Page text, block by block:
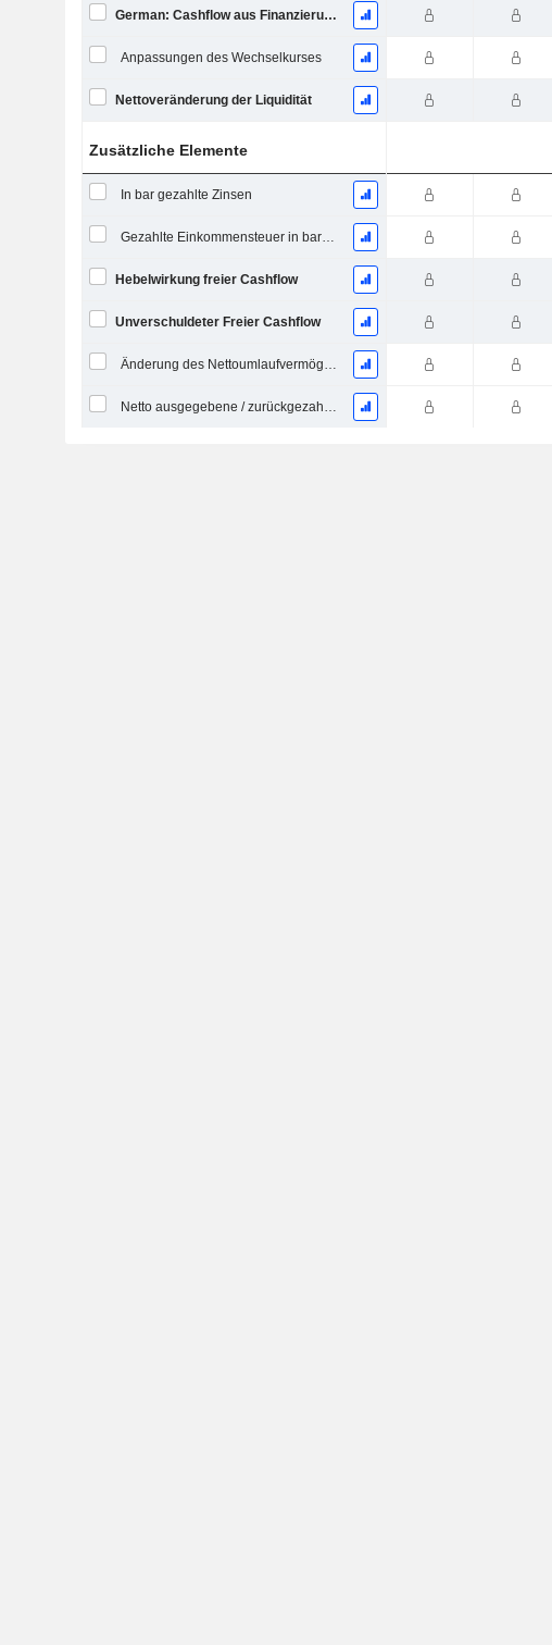
German: Cashflow aus Finanzierungstätigkeit
Anpassungen des Wechselkurses
Nettoveränderung der Liquidität
Zusätzliche Elemente
In bar gezahlte Zinsen
Gezahlte Einkommensteuer in bar (Rückerstattung)
Hebelwirkung freier Cashflow
Unverschuldeter Freier Cashflow
Änderung des Nettoumlaufvermögens
Netto ausgegebene / zurückgezahlte Schulden